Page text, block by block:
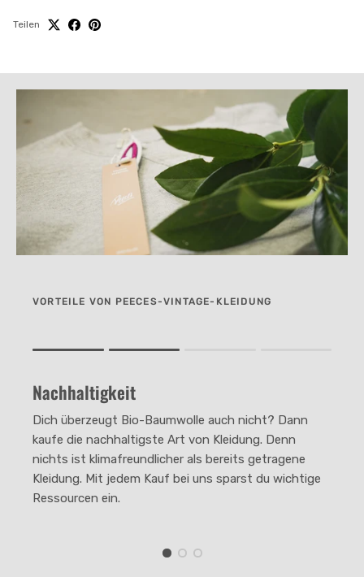
Teilen
VORTEILE VON PEECES-VINTAGE-KLEIDUNG
The rating of this product for "" is 2.
Nachhaltigkeit
Dich überzeugt Bio-Baumwolle auch nicht? Dann
kaufe die nachhaltigste Art von Kleidung. Denn
nichts ist klimafreundlicher als bereits getragene
Kleidung. Mit jedem Kauf bei uns sparst du wichtige
Ressourcen ein.